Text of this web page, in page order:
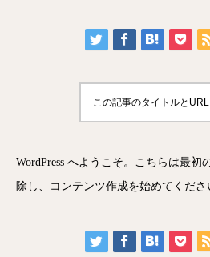
この記事のタイトルと
WordPress へようこそ。こちらは最初
除し、コンテンツ作成を始めてくださ